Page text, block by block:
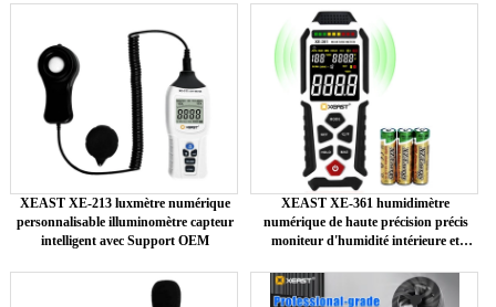
XEAST XE-213 luxmètre numérique
personnalisable illuminomètre capteur
intelligent avec Support OEM
XEAST XE-361 humidimètre
numérique de haute précision précis
moniteur d'humidité intérieure et